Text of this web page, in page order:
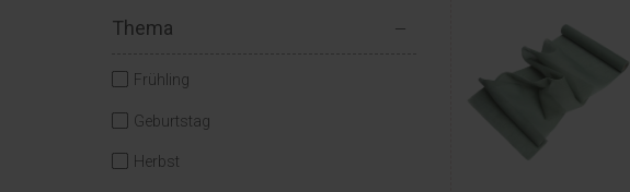
Thema
Frühling
Geburtstag
Herbst